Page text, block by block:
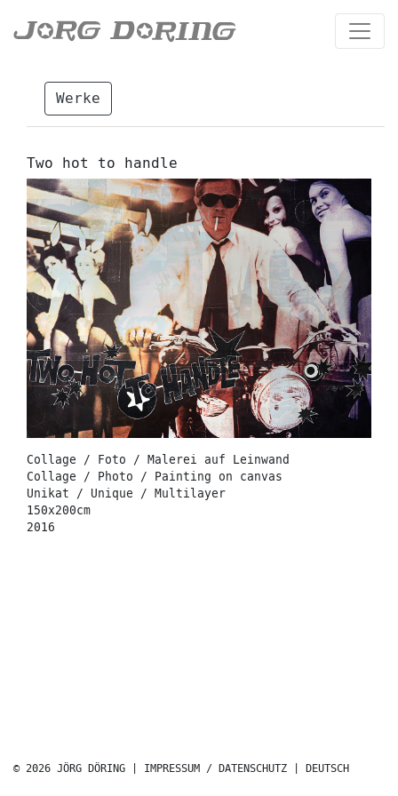
Werke
Two hot to handle
Collage / Foto / Malerei auf Leinwand
Collage / Photo / Painting on canvas
Unikat / Unique / Multilayer
150x200cm
2016
© 2026 JÖRG DÖRING | IMPRESSUM / DATENSCHUTZ DEUTSCH